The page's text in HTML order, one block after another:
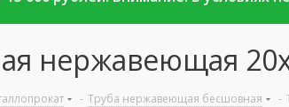
нержавеющая
- Труба нержавеющая бесшовная -